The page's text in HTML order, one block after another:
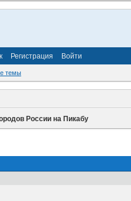
Регистрация Войти
темы
России на Пикабу